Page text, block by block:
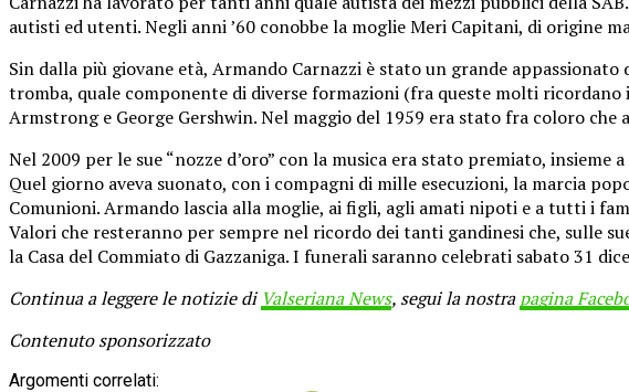
autisti ed utenti. Negli anni ’60 conobbe la moglie Meri Capitani, di origine
Sin dalla più giovane età, Armando Carnazzi è stato un grande
tromba, quale componente di diverse formazioni (fra queste molti
Armstrong e George Gershwin. Nel maggio del 1959 era stato fra coloro
Nel 2009 per le sue “nozze d’oro” con la musica era stato premiato,
Quel giorno aveva suonato, con i compagni di mille esecuzioni, la marcia
Comunioni. Armando lascia alla moglie, ai figli, agli amati nipoti e a tutti i
Valori che resteranno per sempre nel ricordo dei tanti gandinesi che, sulle
la Casa del Commiato di Gazzaniga. I funerali saranno celebrati sabato 31
Continua a leggere le notizie di Valseriana News, segui la nostrapagina
Contenuto sponsorizzato
Argomenti correlati: